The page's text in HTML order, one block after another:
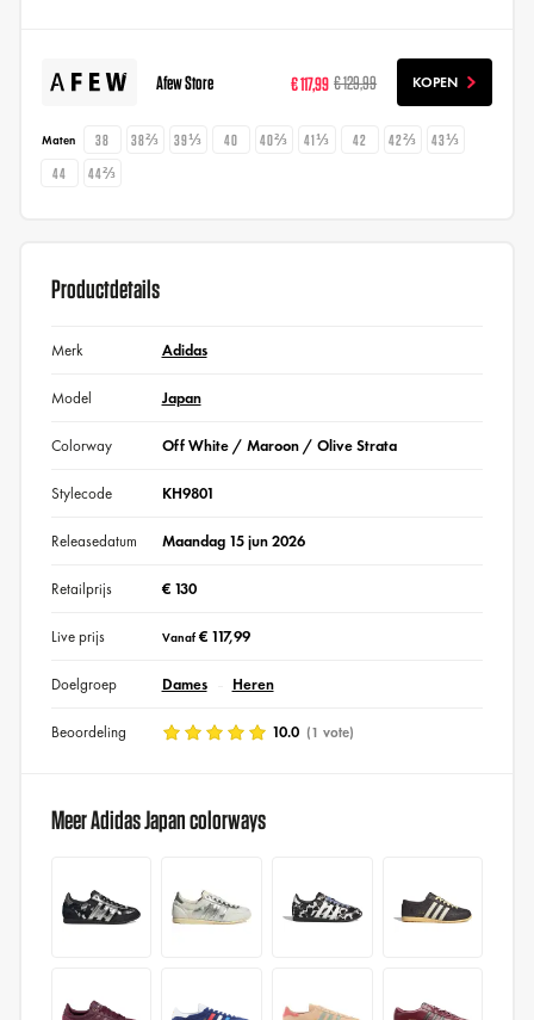
Afew Store € 117,99 € 129,99 KOPEN
Maten 38 38⅔ 39⅓ 40 40⅔ 41⅓ 42 42⅔
43⅓
44
44⅔
Productdetails
Merk Adidas
Model Japan
Colorway Off White / Maroon / Olive Strata
Stylecode KH9801
Releasedatum Maandag 15 jun 2026
Retailprijs € 130
Live prijs Vanaf€ 117,99
Doelgroep Dames Heren
Beoordeling 10.0 (1 vote)
Meer Adidas Japan colorways